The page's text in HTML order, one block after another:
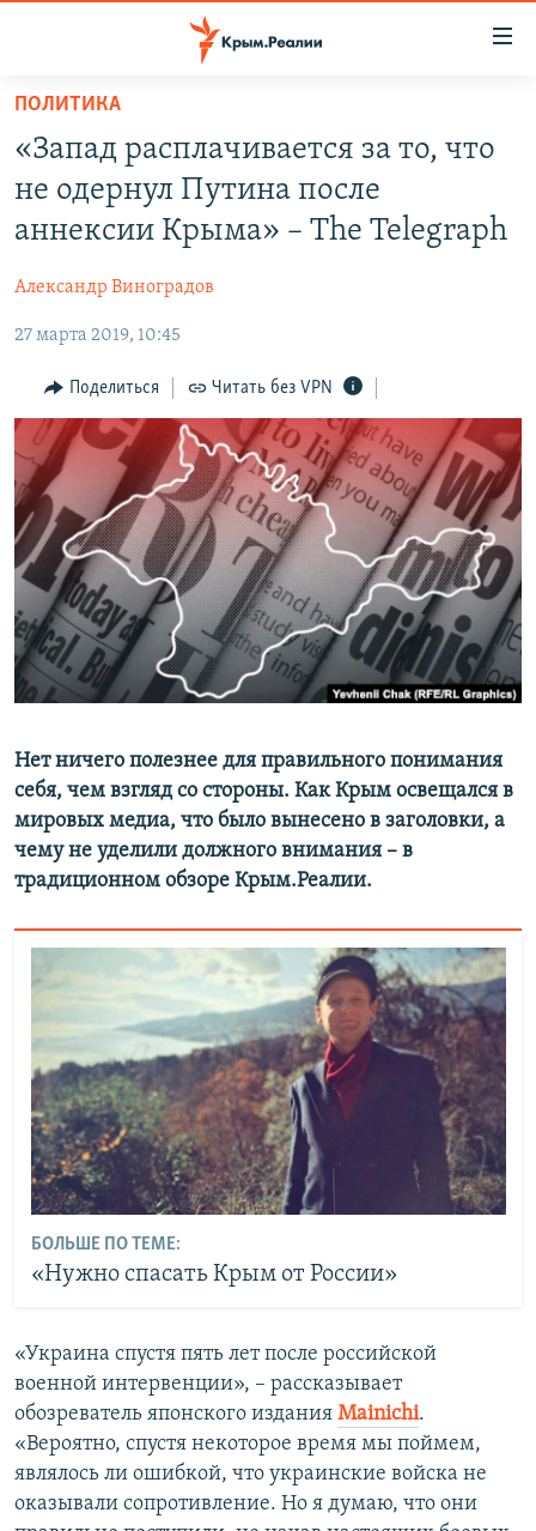
Вернуться
основному
содержанию
главной
навигации
Вернутся
поиску
СПЕЦПРОЕКТЫ
11 ЛЕТ ОККУПАЦИИ КРЫМА. 11 ИСТОРИЙ СОПРОТИВЛЕНИЯ
ЕЩЕ
ИНТЕРАКТИВ
ИНФОГРАФИКА
ТЕЛЕПРОЕКТ КРЫМ.РЕАЛИИ
СОВЕТЫ ПРАВОЗАЩИТНИКОВ
ПРОПАВШИЕ БЕЗ ВЕСТИ
ПОБЕДИТЕЛЕЙ НЕ СУДЯТ?
КРЫМ.НЕПОКОРЕННЫЙ
ELIFBE
УКРАИНСКАЯ ПРОБЛЕМА КРЫМА
РАДІО СВОБОДА
КАК ОБОЙТИ БЛОКИРОВКУ
Українською
Qırımtatar
ПРИСОЕДИНЯЙТЕСЬ!
ПОЛИТИКА
«Запад расплачивается за то, что
не одернул Путина после
аннексии Крыма» – The Telegraph
Александр Виноградов
27 марта 2019, 10:45
Поделиться Читать без VPN
Нет ничего полезнее для правильного понимания
себя, чем взгляд со стороны. Как Крым освещался в
мировых медиа, что было вынесено в заголовки, а
чему не уделили должного внимания – в
традиционном обзоре Крым.Реалии.
БОЛЬШЕ ПО ТЕМЕ:
«Нужно спасать Крым от России»
«Украина спустя пять лет после российской
военной интервенции», – рассказывает
обозреватель японского издания Mainichi.
«Вероятно, спустя некоторое время мы поймем,
являлось ли ошибкой, что украинские войска не
оказывали сопротивление. Но я думаю, что они